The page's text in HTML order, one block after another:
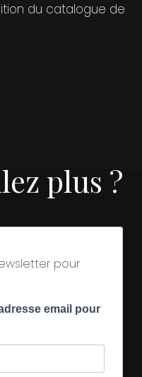
du catalogue de
plus ?
pour
email pour